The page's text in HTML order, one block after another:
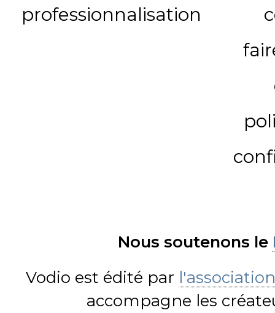
professionnalisation